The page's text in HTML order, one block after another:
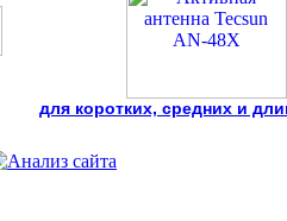
для коротких, средних и